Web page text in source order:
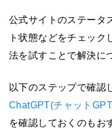
公式サイトのステータ
ト状態などをチェッ
法を試すことで解決に
以下のステップで確認
ChatGPT(チャット
を確認しておくのもお